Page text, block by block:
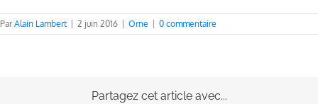
ParAlain Lambert 2 juin 2016 Orne 0 commentaire
Partagez cet article avec...